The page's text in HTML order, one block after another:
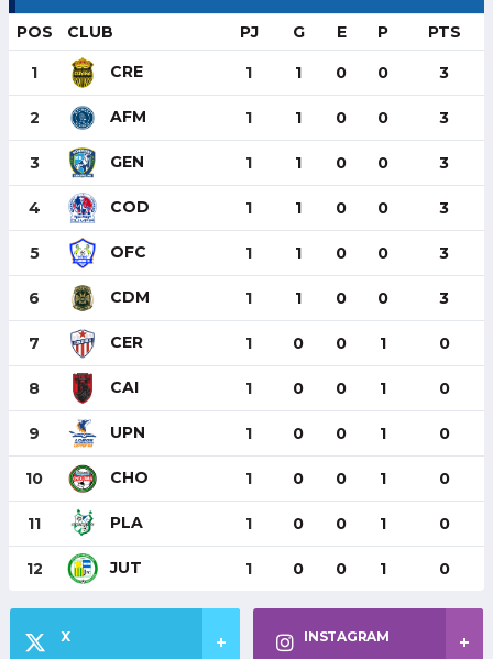
POS CLUB PJ G E P PTS
1 CRE 1 1 0 0 3
2 AFM 1 1 0 0 3
3 GEN 1 1 0 0 3
4 COD 1 1 0 0 3
5 OFC 1 1 0 0 3
6 CDM 1 1 0 0 3
7 CER 1 0 0 1 0
8 CAI 1 0 0 1 0
9 UPN 1 0 0 1 0
10 CHO 1 0 0 1 0
11 PLA 1 0 0 1 0
12 JUT 1 0 0 1 0
X INSTAGRAM